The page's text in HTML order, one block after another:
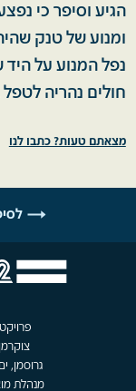
הגיע וסיפר כי
ומנוע של טנק
נפל המנוע על היד
חולים נהריה
מצאתם טעות? כתבו לנו
גרוסמן,
מנהלת